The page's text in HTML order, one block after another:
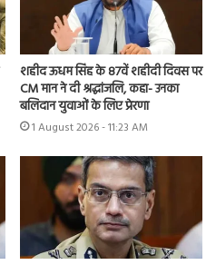
शहीद ऊधम सिंह के 87वें शहीदी दिवस पर
CM मान ने दी श्रद्धांजलि, कहा- उनका
बलिदान युवाओं के लिए प्रेरणा
1 August 2026 - 11:23 AM